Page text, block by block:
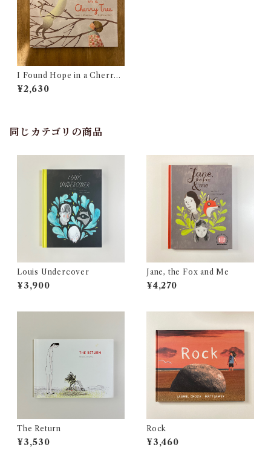
I Found Hope in a Cherry
Tree
¥2,630
同じカテゴリの商品
Louis Undercover
¥3,900
Jane, the Fox and Me
¥4,270
The Return
¥3,530
Rock
¥3,460